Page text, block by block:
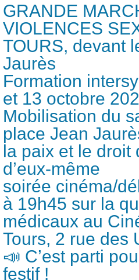
GRANDE
VIOLENCES
TOURS, devant
Jaurès
Formation
et 13 octobre
Mobilisation du
place Jean
la paix et le droit
d’eux-même
soirée cinéma/
à 19h45 sur la
médicaux au
Tours, 2 rue des
📣 C’est parti
festif !